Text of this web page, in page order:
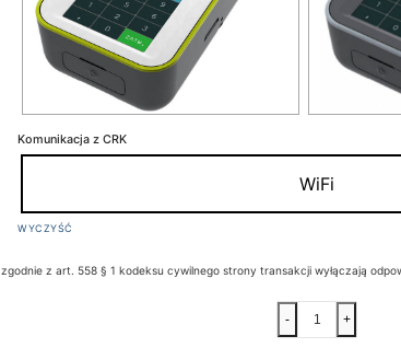
Komunikacja z CRK
WiFi
WYCZYŚĆ
zgodnie z art. 558 § 1 kodeksu cywilnego strony transakcji wyłączają
Kasa
- +